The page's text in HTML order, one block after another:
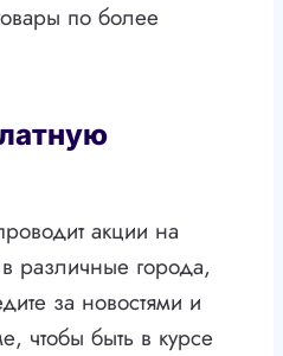
по более
акции на
различные города,
за новостями и
чтобы быть в курсе